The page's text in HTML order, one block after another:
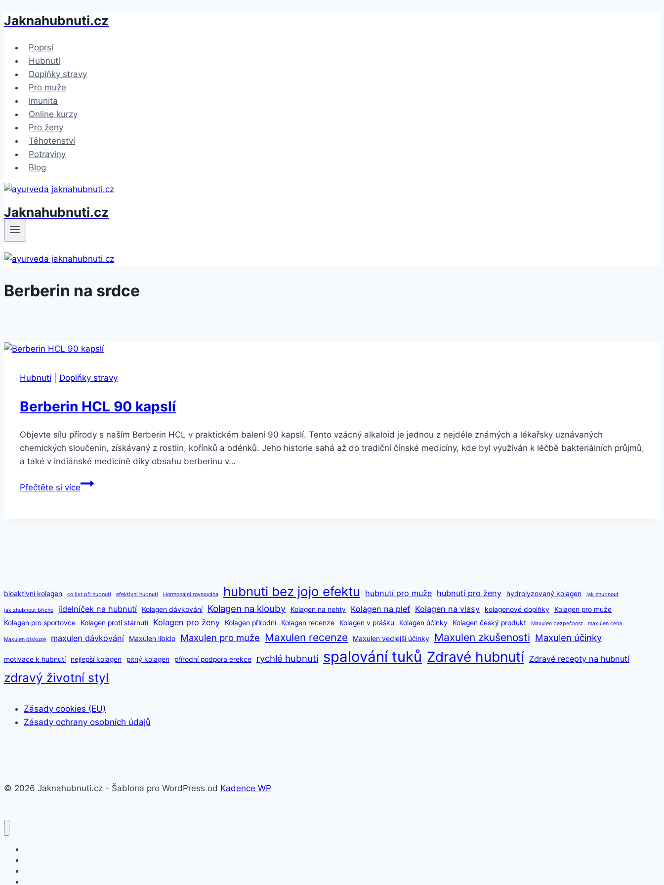
Přeskočit
obsah
Jaknahubnuti.cz
Poprsí
Hubnutí
Doplňky stravy
Pro muže
Imunita
Online kurzy
Pro ženy
Těhotenství
Potraviny
Blog
Jaknahubnuti.cz
Berberin na srdce
Hubnutí| Doplňky stravy
Berberin HCL 90 kapslí
Objevte sílu přírody s naším Berberin HCL v praktickém balení 90 kapslí. Tento vzácný alkaloid je jednou z nejdéle známých a lékařsky uznávaných
chemických sloučenin, získávaný z rostlin, kořínků a odénků. Jeho historie sahá až do tradiční čínské medicíny, kde byl využíván k léčbě bakteriálních průjmů,
a také v indiánské medicíně díky obsahu berberinu v…
Přečtěte si víceBerberin
bioaktivní kolagen co jíst při hubnutí efektivní hubnutí Hormonální rovnováha hubnuti bez jojo efektu hubnutí pro muže hubnutí pro ženy hydrolyzovaný kolagen jak zhubnout
jak zhubnout břicho jídelníček na hubnutí Kolagen dávkování Kolagen na klouby Kolagen na nehty Kolagen na pleť Kolagen na vlasy kolagenové doplňky
Kolagen pro muže
Kolagen pro sportovce
Kolagen proti stárnutí Kolagen pro ženy Kolagen přírodní Kolagen recenze Kolagen v prášku Kolagen účinky Kolagen český produkt Maxulen bezpečnost maxulen cena
Maxulen diskuze maxulen dávkování Maxulen libido Maxulen pro muže Maxulen recenze Maxulen vedlejší účinky Maxulen zkušenosti Maxulen účinky
motivace k hubnutí nejlepší kolagen pitný kolagen přírodní podpora erekce rychlé hubnutí spalování tuků Zdravé hubnutí Zdravé recepty na hubnutí
zdravý životní styl
Zásady cookies (EU)
Zásady ochrany osobních údajů
© 2026 Jaknahubnuti.cz - Šablona pro WordPress od Kadence WP